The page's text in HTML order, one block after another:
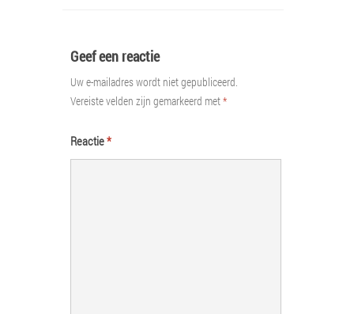
Geef een reactie
Uw e-mailadres wordt niet gepubliceerd.
Vereiste velden zijn gemarkeerd met*
Reactie*